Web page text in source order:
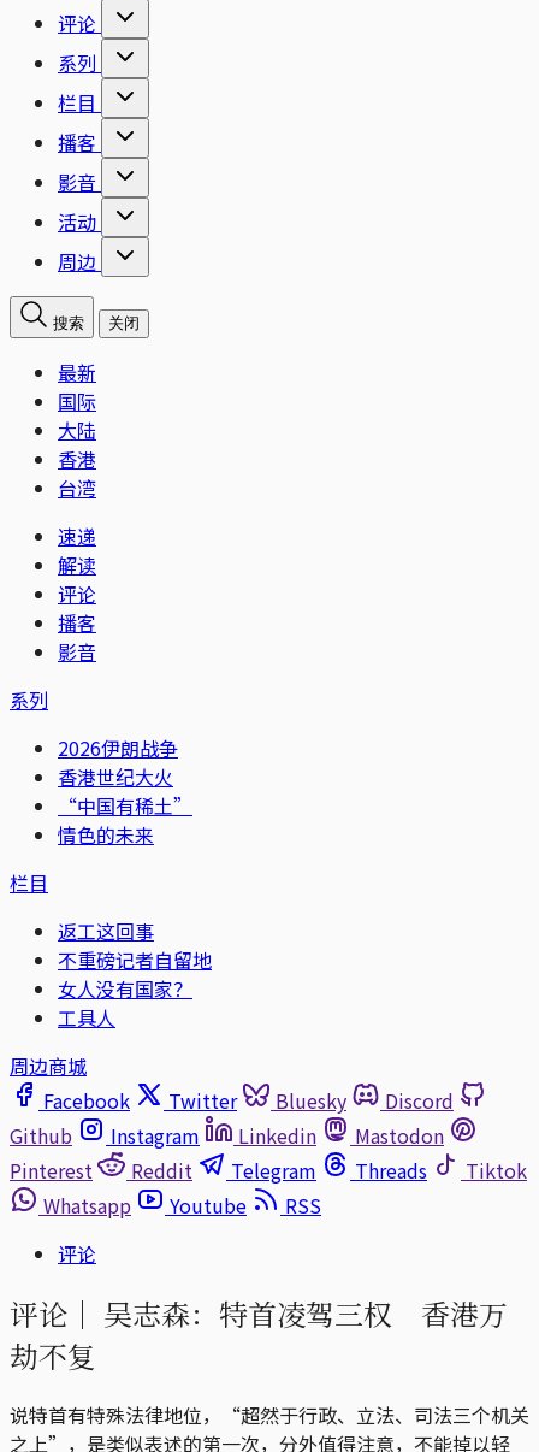
评论
系列
栏目
播客
影音
活动
周边
搜索 关闭
最新
国际
大陆
香港
台湾
速递
解读
评论
播客
影音
系列
2026伊朗战争
香港世纪大火
“中国有稀土”
情色的未来
栏目
返工这回事
不重磅记者自留地
女人没有国家？
工具人
周边商城
Facebook
Twitter Bluesky
Discord
Github
Instagram Linkedin
Mastodon
Pinterest
Reddit Telegram Threads
Tiktok
Whatsapp
Youtube
RSS
评论
评论｜ 吴志森：特首凌驾三权 香港万
劫不复
说特首有特殊法律地位，“超然于行政、立法、司法三个机关
之上”，是类似表述的第一次，分外值得注意，不能掉以轻